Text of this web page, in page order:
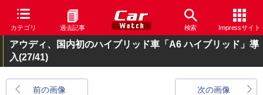
カテゴリ 過去記事 検索 Impressサイト
アウディ、国内初のハイブリッド車「A6 ハイブリッド」導
入(27/41)
前の画像 次の画像